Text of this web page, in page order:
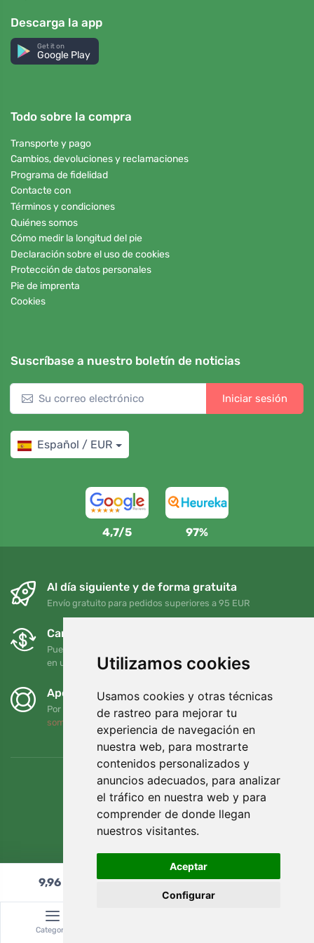
Utilizamos cookies
Usamos cookies y otras técnicas
de rastreo para mejorar tu
experiencia de navegación en
nuestra web, para mostrarte
contenidos personalizados y
anuncios adecuados, para analizar
el tráfico en nuestra web y para
comprender de donde llegan
nuestros visitantes.
Aceptar
Configurar
Descarga la app
Get it on
Google Play
Todo sobre la compra
Transporte y pago
Cambios, devoluciones y reclamaciones
Programa de fidelidad
Contacte con
Términos y condiciones
Quiénes somos
Cómo medir la longitud del pie
Declaración sobre el uso de cookies
Protección de datos personales
Pie de imprenta
Cookies
Suscríbase a nuestro boletín de noticias
Iniciar sesión
Español / EUR
4,7/5 97%
Al día siguiente y de forma gratuita
Envío gratuito para pedidos superiores a 95 EUR
Cambios y devoluciones gratuitos
Puede devolver o cambiar su pedido en cualquier momento
en un plazo de 90 días
Apoyamos a Trees.org
Por cada pedido plantamos un árbol. Leer más
somos
9,96€ Añadir al carrito
Categoría